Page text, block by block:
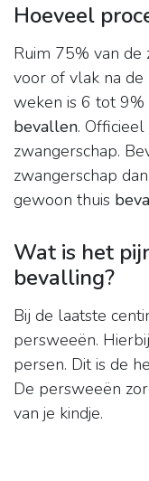
Hoeveel
Ruim 75% van
voor of vlak na
weken is 6 tot 9%
bevallen.
zwangerschap.
zwangerschap
gewoon thuis
Wat is het
bevalling?
Bij de laatste
persweeën.
persen. Dit is de
De persweeën
van je kindje.